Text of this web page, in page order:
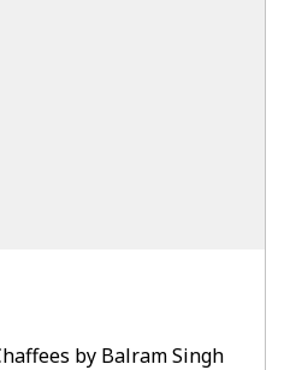
by Balram Singh